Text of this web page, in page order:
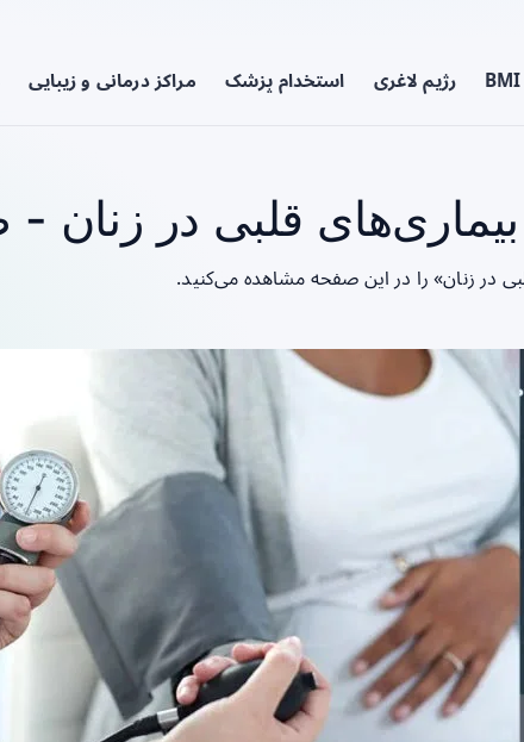
BMI رژیم لاغری استخدام پزشک مراکز درمانی و زیبایی
قلبی در زنان -
در زنان» را در این صفحه مشاهده می‌کنید.